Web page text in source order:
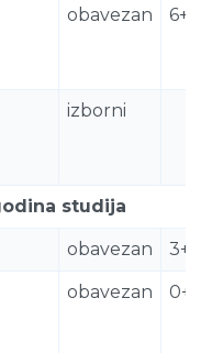
obavezan 6+1
izborni
studija
obavezan 3+1
obavezan 0+9